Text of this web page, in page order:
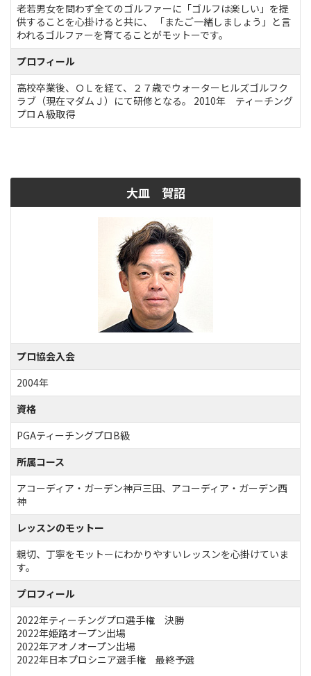
老若男女を問わず全てのゴルファーに「ゴルフは楽しい」を提
供することを心掛けると共に、 「またご一緒しましょう」と言
われるゴルファーを育てることがモットーです。
プロフィール
高校卒業後、ＯＬを経て、２７歳でウォーターヒルズゴルフク
ラブ（現在マダムＪ）にて研修となる。 2010年 ティーチング
プロＡ級取得
大皿 賀詔
プロ協会入会
2004年
資格
PGAティーチングプロB級
所属コース
アコーディア・ガーデン神戸三田、アコーディア・ガーデン西
神
レッスンのモットー
親切、丁寧をモットーにわかりやすいレッスンを心掛けていま
す。
プロフィール
2022年ティーチングプロ選手権 決勝
2022年姫路オープン出場
2022年アオノオープン出場
2022年日本プロシニア選手権 最終予選